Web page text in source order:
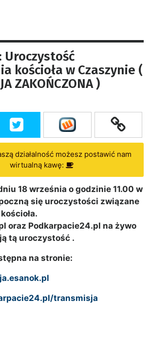
Uroczystość
kościoła w Czaszynie (
ZAKOŃCZONA )
działalność możesz postawić nam
wirtualną kawę:
18 września o godzinie 11.00 w
się uroczystości związane
oraz Podkarpacie24.pl na żywo
tą uroczystość .
na stronie:
transmisja